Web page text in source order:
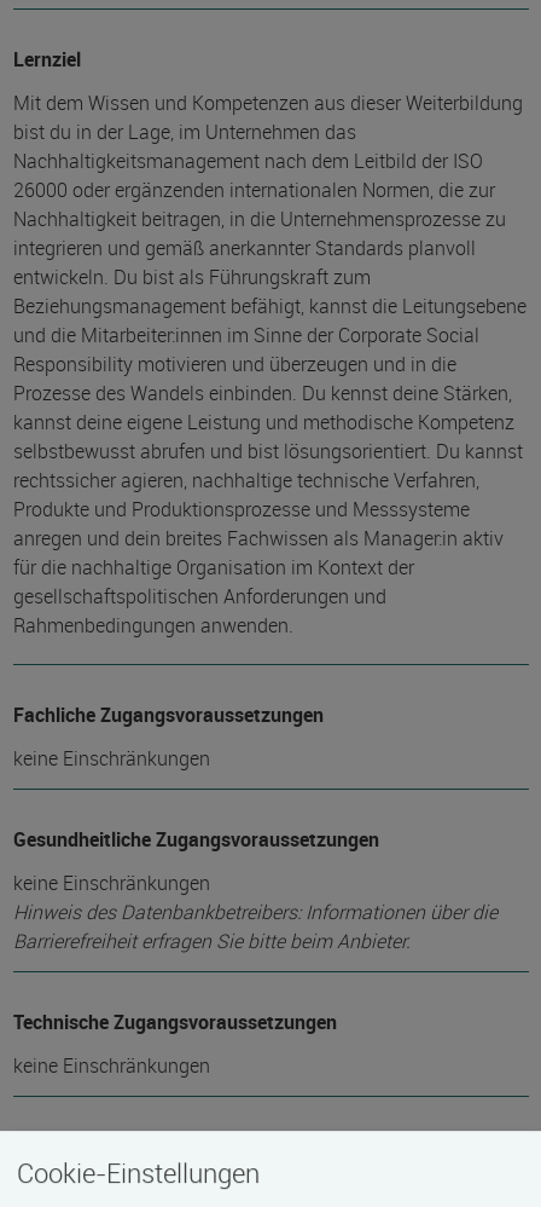
Lernziel
Mit dem Wissen und Kompetenzen aus dieser Weiterbildung
bist du in der Lage, im Unternehmen das
Nachhaltigkeitsmanagement nach dem Leitbild der ISO
26000 oder ergänzenden internationalen Normen, die zur
Nachhaltigkeit beitragen, in die Unternehmensprozesse zu
integrieren und gemäß anerkannter Standards planvoll
entwickeln. Du bist als Führungskraft zum
Beziehungsmanagement befähigt, kannst die Leitungsebene
und die Mitarbeiter:innen im Sinne der Corporate Social
Responsibility motivieren und überzeugen und in die
Prozesse des Wandels einbinden. Du kennst deine Stärken,
kannst deine eigene Leistung und methodische Kompetenz
selbstbewusst abrufen und bist lösungsorientiert. Du kannst
rechtssicher agieren, nachhaltige technische Verfahren,
Produkte und Produktionsprozesse und Messsysteme
anregen und dein breites Fachwissen als Manager:in aktiv
für die nachhaltige Organisation im Kontext der
gesellschaftspolitischen Anforderungen und
Rahmenbedingungen anwenden.
Fachliche Zugangsvoraussetzungen
keine Einschränkungen
Gesundheitliche Zugangsvoraussetzungen
keine Einschränkungen
Hinweis des Datenbankbetreibers: Informationen über die
Barrierefreiheit erfragen Sie bitte beim Anbieter.
Technische Zugangsvoraussetzungen
keine Einschränkungen
Vollzeit
Cookie-Einstellungen